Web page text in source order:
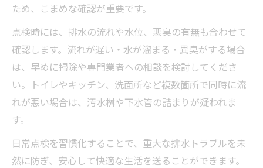
ため、こまめな確認が重要です。
点検時には、排水の流れや水位、悪臭の有無も合わせて
確認します。流れが遅い・水が溜まる・異臭がする場合
は、早めに掃除や専門業者への相談を検討してくださ
い。トイレやキッチン、洗面所など複数箇所で同時に流
れが悪い場合は、汚水桝や下水管の詰まりが疑われま
す。
日常点検を習慣化することで、重大な排水トラブルを未
然に防ぎ、安心して快適な生活を送ることができます。